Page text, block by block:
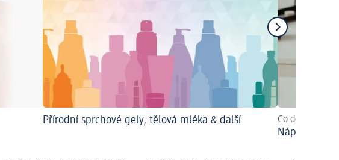
Přírodní sprchové gely, tělová mléka & další Co dělat, aby
Nápady pro